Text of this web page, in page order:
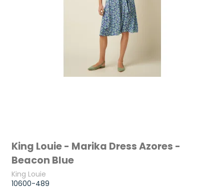
King Louie - Marika Dress Azores -
Beacon Blue
King Louie
10600-489